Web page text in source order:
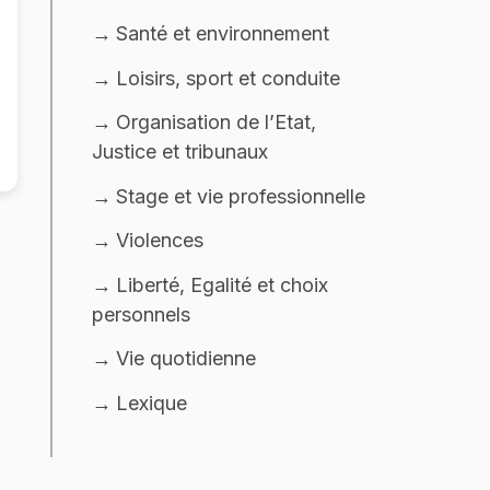
Santé et environnement
Loisirs, sport et conduite
Organisation de l’Etat,
Justice et tribunaux
Stage et vie professionnelle
Violences
Liberté, Egalité et choix
personnels
Vie quotidienne
Lexique